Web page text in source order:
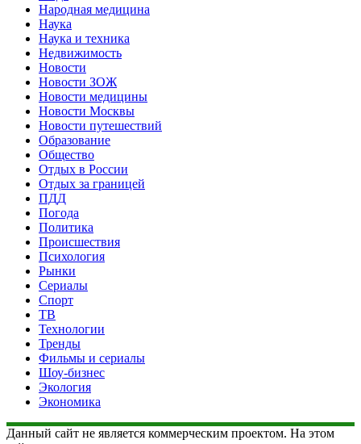
Народная медицина
Наука
Наука и техника
Недвижимость
Новости
Новости ЗОЖ
Новости медицины
Новости Москвы
Новости путешествий
Образование
Общество
Отдых в России
Отдых за границей
ПДД
Погода
Политика
Происшествия
Психология
Рынки
Сериалы
Спорт
ТВ
Технологии
Тренды
Фильмы и сериалы
Шоу-бизнес
Экология
Экономика
Данный сайт не является коммерческим проектом. На этом